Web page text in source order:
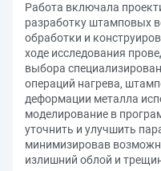
Работа включала
разработку штамповых
обработки и
ходе исследования
выбора
операций нагрева,
деформации металла
моделирование в
уточнить и улучшить
минимизировав
излишний облой и